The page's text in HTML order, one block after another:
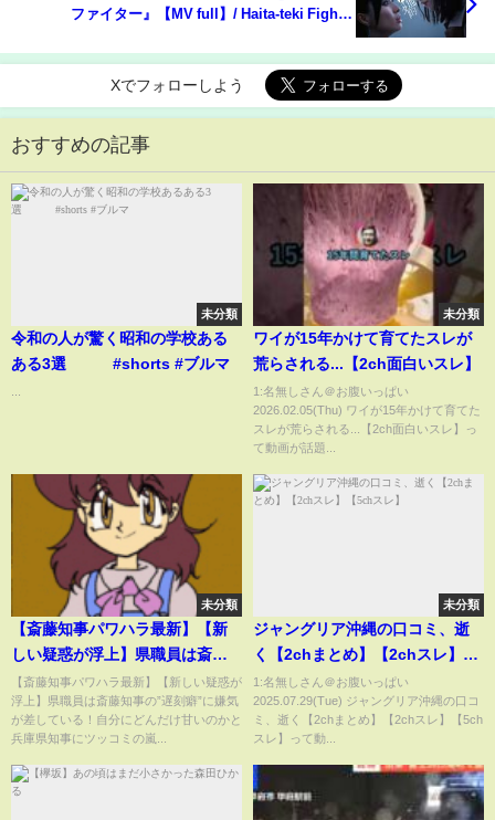
ファイター』【MV full】/ Haita-teki Fighter
Xでフォローしよう
おすすめの記事
未分類
令和の人が驚く昭和の学校ある
ある3選 #shorts #ブルマ
未分類
ワイが15年かけて育てたスレが
荒らされる...【2ch面白いスレ】
1:名無しさん＠お腹いっぱい
2026.02.05(Thu) ワイが15年かけて育てた
スレが荒らされる...【2ch面白いスレ】っ
て動画が話題...
未分類
【斎藤知事パワハラ最新】【新
しい疑惑が浮上】県職員は斎藤
知事の”遅刻癖”に嫌気が差して
いる！自分にどんだけ甘いのか
と兵庫県知事にツッコミの嵐
【斎藤知事パワハラ最新】【新しい疑惑が
浮上】県職員は斎藤知事の”遅刻癖”に嫌気
が差している！自分にどんだけ甘いのかと
兵庫県知事にツッコミの嵐...
未分類
ジャングリア沖縄の口コミ、逝
く【2chまとめ】【2chスレ】
【5chスレ】
1:名無しさん＠お腹いっぱい
2025.07.29(Tue) ジャングリア沖縄の口コ
ミ、逝く【2chまとめ】【2chスレ】【5ch
スレ】って動...